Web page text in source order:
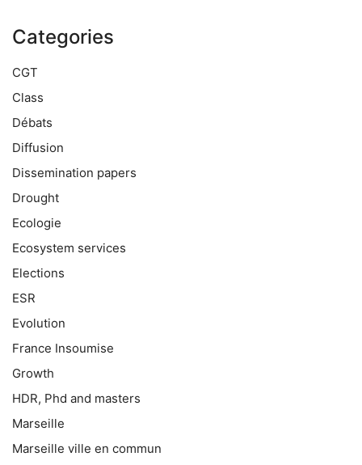
Categories
CGT
Class
Débats
Diffusion
Dissemination papers
Drought
Ecologie
Ecosystem services
Elections
ESR
Evolution
France Insoumise
Growth
HDR, Phd and masters
Marseille
Marseille ville en commun